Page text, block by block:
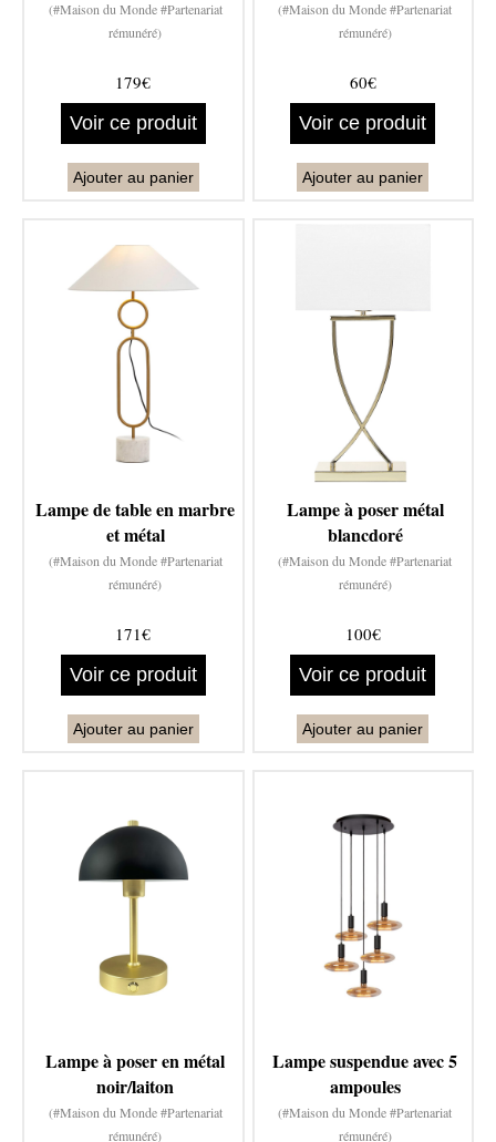
(#Maison du Monde #Partenariat
rémunéré)
179€
Voir ce produit
Ajouter au panier
(#Maison du Monde #Partenariat
rémunéré)
60€
Voir ce produit
Ajouter au panier
Lampe de table en marbre
et métal
(#Maison du Monde #Partenariat
rémunéré)
171€
Voir ce produit
Ajouter au panier
Lampe à poser métal
blancdoré
(#Maison du Monde #Partenariat
rémunéré)
100€
Voir ce produit
Ajouter au panier
Lampe à poser en métal
noir/laiton
(#Maison du Monde #Partenariat
rémunéré)
Lampe suspendue avec 5
ampoules
(#Maison du Monde #Partenariat
rémunéré)